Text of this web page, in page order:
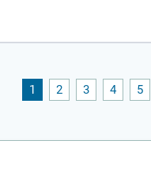
1 2 3 4 5